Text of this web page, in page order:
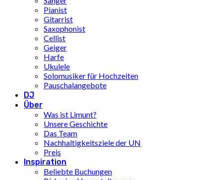
Pianist
Gitarrist
Saxophonist
Cellist
Geiger
Harfe
Ukulele
Solomusiker für Hochzeiten
Pauschalangebote
DJ
Über
Was ist Limunt?
Unsere Geschichte
Das Team
Nachhaltigkeitsziele der UN
Preis
Inspiration
Beliebte Buchungen